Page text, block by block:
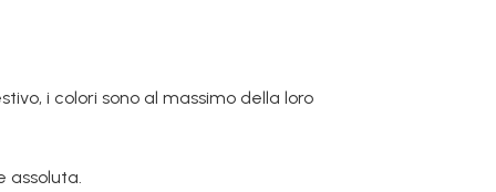
i colori sono al massimo della loro
assoluta.